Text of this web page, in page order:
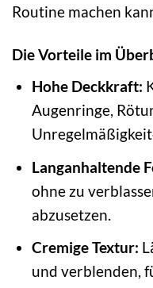
Routine machen
Die Vorteile im
Hohe Deckkraft:
Augenringe,
Langanhaltende
ohne zu
abzusetzen.
Cremige Textur:
und verblenden,